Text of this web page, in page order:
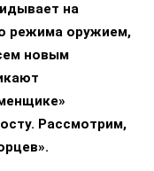
на
режима оружием,
новым
Рассмотрим,